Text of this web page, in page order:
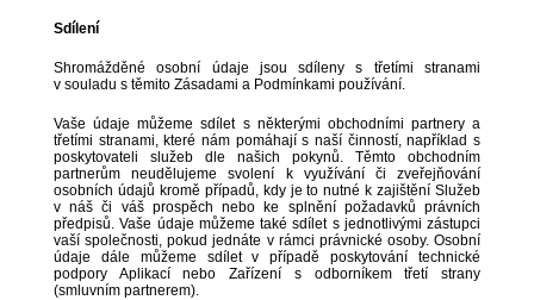
Sdílení
Shromážděné osobní údaje jsou sdíleny s třetími stranami
v souladu s těmito Zásadami a Podmínkami používání.
Vaše údaje můžeme sdílet s některými obchodními partnery a
třetími stranami, které nám pomáhají s naší činností, například s
poskytovateli služeb dle našich pokynů. Těmto obchodním
partnerům neudělujeme svolení k využívání či zveřejňování
osobních údajů kromě případů, kdy je to nutné k zajištění Služeb
v náš či váš prospěch nebo ke splnění požadavků právních
předpisů. Vaše údaje můžeme také sdílet s jednotlivými zástupci
vaší společnosti, pokud jednáte v rámci právnické osoby. Osobní
údaje dále můžeme sdílet v případě poskytování technické
podpory Aplikací nebo Zařízení s odborníkem třetí strany
(smluvním partnerem).